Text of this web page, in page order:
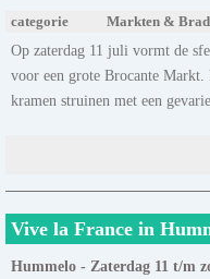
categorie Markten &
Op zaterdag 11 juli vormt de
voor een grote Brocante Markt.
kramen struinen met een
Vive la France in
Hummelo - Zaterdag 11 t/m